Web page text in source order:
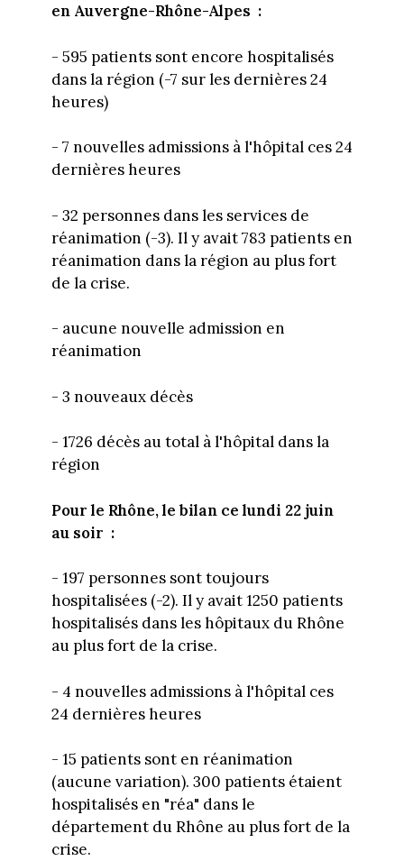
en Auvergne-Rhône-Alpes :
- 595 patients sont encore hospitalisés
dans la région (-7 sur les dernières 24
heures)
- 7 nouvelles admissions à l'hôpital ces 24
dernières heures
- 32 personnes dans les services de
réanimation (-3). Il y avait 783 patients en
réanimation dans la région au plus fort
de la crise.
- aucune nouvelle admission en
réanimation
- 3 nouveaux décès
- 1726 décès au total à l'hôpital dans la
région
Pour le Rhône, le bilan ce lundi 22 juin
au soir :
- 197 personnes sont toujours
hospitalisées (-2). Il y avait 1250 patients
hospitalisés dans les hôpitaux du Rhône
au plus fort de la crise.
- 4 nouvelles admissions à l'hôpital ces
24 dernières heures
- 15 patients sont en réanimation
(aucune variation). 300 patients étaient
hospitalisés en "réa" dans le
département du Rhône au plus fort de la
crise.